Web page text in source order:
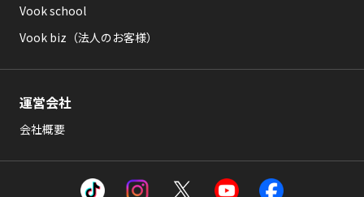
Vook school
Vook biz（法人のお客様）
運営会社
会社概要